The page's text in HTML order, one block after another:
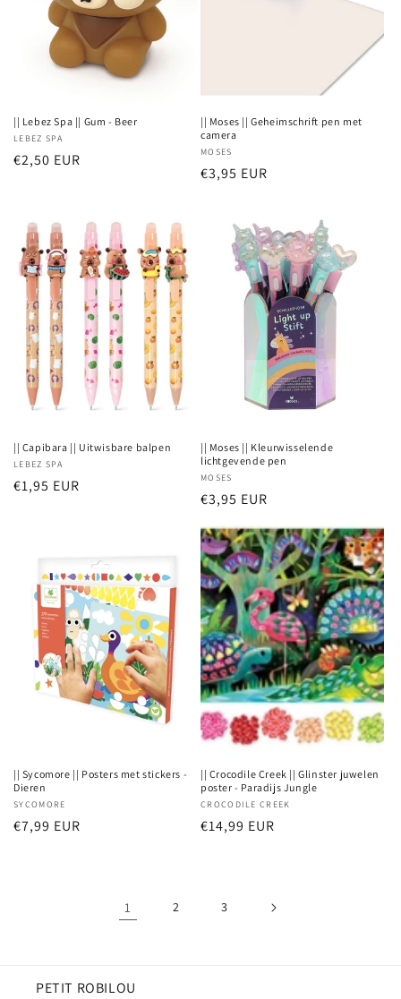
|| Lebez Spa || Gum - Beer
Verkoper:
LEBEZ SPA
Normale
€2,50 EUR
|| Moses || Geheimschrift pen met
camera
Verkoper:
MOSES
Normale
€3,95 EUR
|| Capibara || Uitwisbare balpen
Verkoper:
LEBEZ SPA
Normale
€1,95 EUR
|| Moses || Kleurwisselende
lichtgevende pen
Verkoper:
MOSES
Normale
€3,95 EUR
|| Sycomore || Posters met stickers -
Dieren
Verkoper:
SYCOMORE
Normale
€7,99 EUR
|| Crocodile Creek || Glinster juwelen
poster - Paradijs Jungle
Verkoper:
CROCODILE CREEK
Normale
€14,99 EUR
1 2 3
PETIT ROBILOU